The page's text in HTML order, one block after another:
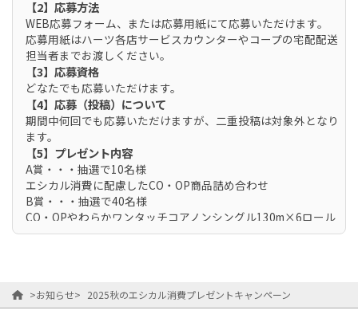
【2】応募方法
WEB応募フォーム、または応募用紙にて応募いただけます。
応募用紙はハーツ各店サービスカウンターやコープの宅配配送
担当者までお渡しください。
【3】応募資格
どなたでも応募いただけます。
【4】応募（投稿）について
期間中何回でも応募いただけますが、二重投稿は対象外となり
ます。
【5】プレゼント内容
A賞・・・抽選で10名様
エシカル消費に配慮したCO・OP商品詰め合わせ
B賞・・・抽選で40名様
CO・OPやわらかワンタッチコアノンシングル130m×6ロール
C賞・・・抽選で150名様
コープの宅配ご利用の方へは配送スタッフがお届けいたしま
す。
>お知らせ> 2025秋のエシカル消費プレゼントキャンペーン